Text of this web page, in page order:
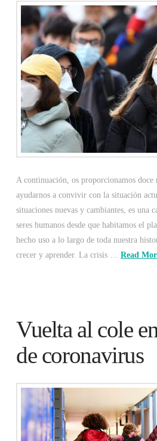
A continuación, os proporcionamos doce
ayudarnos a convivir con la situación
situaciones nuevas y cambiantes, es una
seres humanos desde que habitamos el
hecho uso a lo largo de toda nuestra
crecer y aprender. La crisis … Read
Vuelta al cole
de coronavirus